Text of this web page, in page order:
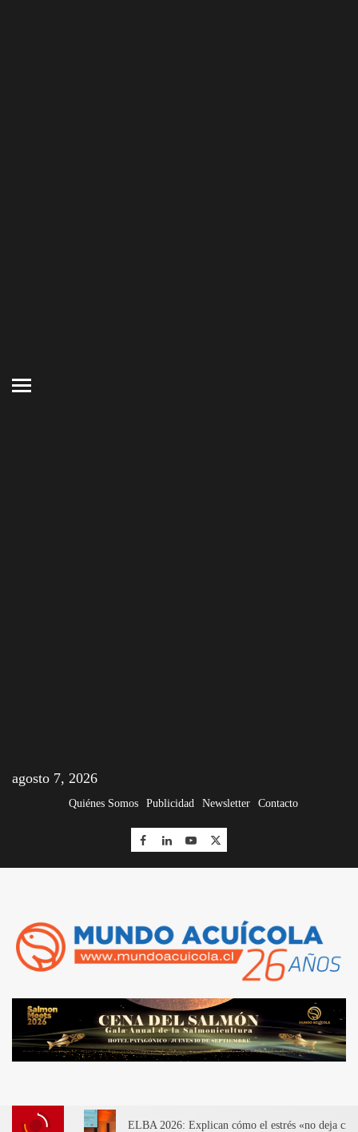
agosto 7, 2026
Quiénes Somos Publicidad Newsletter Contacto
ELBA 2026: Explican cómo el estrés «no deja